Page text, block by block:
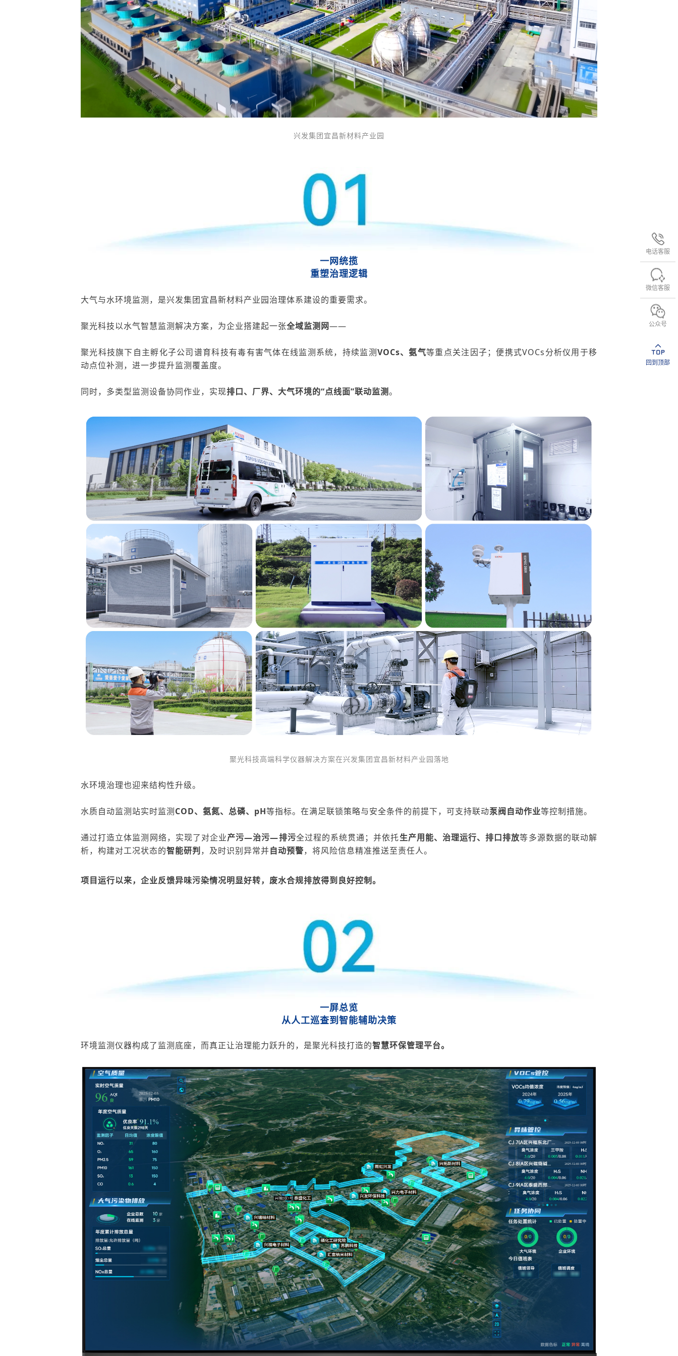
电话客服
微信客服
公众号
回到顶部
兴发集团宜昌新材料产业园
一网统揽
重塑治理逻辑
大气与水环境监测，是兴发集团宜昌新材料产业园治理体系建设的重要需求。
聚光科技以水气智慧监测解决方案， 为企业搭建起一张全域监测网——
聚光科技旗下自主孵化子公司谱育科技有毒有害气体在线监测系统，持续监测VOCs、氨气等重点关注因子；便携式VOCs分析仪用于移
动点位补测，进一步提升监测覆盖度。
同时，多类型监测设备协同作业， 实现排口、厂界、大气环境的“点线面”联动监测。
聚光科技高端科学仪器解决方案在兴发集团宜昌新材料产业园落地
水环境治理也迎来结构性升级。
水质自动监测站实时监测COD、 氨氮、总磷、 pH等指标。在满足联锁策略与安全条件的前提下， 可支持联动泵阀自动作业等控制措施。
通过打造立体监测网络，实现了对企业产污—治污—排污全过程的系统贯通；并依托生产用能、治理运行、排口排放等多源数据的联动解
析，构建对工况状态的智能研判 ，及时识别异常并自动预警，将风险信息精准推送至责任人。
项目运行以来，企业反馈异味污染情况明显好转，废水合规排放得到良好控制。
一屏总览
从人工巡查到智能辅助决策
环境监测仪器构成了 监测底座，而真正让治理能力跃升的，是聚光科技打造的智慧环保管理平台。